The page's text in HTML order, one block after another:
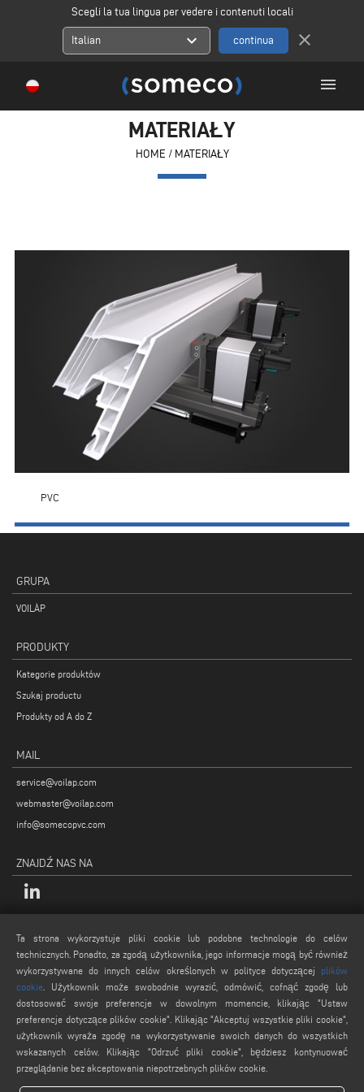
Scegli la tua lingua per vedere i contenuti locali
Italian expand_more close
menu
MATERIAŁY
HOME / MATERIAŁY
PVC
GRUPA
VOILÀP
PRODUKTY
Kategorie produktów
Szukaj productu
Produkty od A do Z
MAIL
service@voilap.com
webmaster@voilap.com
info@somecopvc.com
ZNAJDŹ NAS NA
INFORMACJE PRAWNE
Polityka Prywatności
Nota prawne
Polityka plików cookie
Ogólne Warunki Sprzedaży
Ustawienia plików cookies
Ta strona wykorzystuje pliki cookie lub podobne technologie do celów
technicznych. Ponadto, za zgodą użytkownika, jego informacje mogą być również
wykorzystywane do innych celów określonych w polityce dotyczącej plików
cookie . Użytkownik może swobodnie wyrazić, odmówić, cofnąć zgodę lub
dostosować swoje preferencje w dowolnym momencie, klikając "Ustaw
preferencje dotyczące plików cookie". Klikając "Akceptuj wszystkie pliki cookie",
użytkownik wyraża zgodę na wykorzystywanie swoich danych do wszystkich
wskazanych celów. Klikając "Odrzuć pliki cookie", będziesz kontynuować
przeglądanie bez akceptowania niepotrzebnych plików cookie.